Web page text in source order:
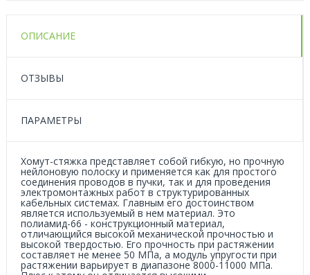
ОПИСАНИЕ
ОТЗЫВЫ
ПАРАМЕТРЫ
Хомут-стяжка представляет собой гибкую, но прочную
нейлоновую полоску и применяется как для простого
соединения проводов в пучки, так и для проведения
электромонтажных работ в структурированных
кабельных системах. Главным его достоинством
является используемый в нем материал. Это
полиамид-66 - конструкционный материал,
отличающийся высокой механической прочностью и
высокой твердостью. Его прочность при растяжении
составляет не менее 50 МПа, а модуль упругости при
растяжении варьирует в диапазоне 8000-11000 МПа.